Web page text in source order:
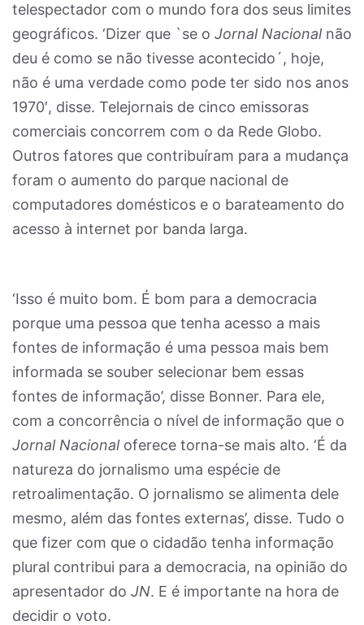
telespectador com o mundo fora dos seus limites
geográficos. ‘Dizer que `se o Jornal Nacional não
deu é como se não tivesse acontecido´, hoje,
não é uma verdade como pode ter sido nos anos
1970′, disse. Telejornais de cinco emissoras
comerciais concorrem com o da Rede Globo.
Outros fatores que contribuíram para a mudança
foram o aumento do parque nacional de
computadores domésticos e o barateamento do
acesso à internet por banda larga.
‘Isso é muito bom. É bom para a democracia
porque uma pessoa que tenha acesso a mais
fontes de informação é uma pessoa mais bem
informada se souber selecionar bem essas
fontes de informação’, disse Bonner. Para ele,
com a concorrência o nível de informação que o
Jornal Nacional oferece torna-se mais alto. ‘É da
natureza do jornalismo uma espécie de
retroalimentação. O jornalismo se alimenta dele
mesmo, além das fontes externas’, disse. Tudo o
que fizer com que o cidadão tenha informação
plural contribui para a democracia, na opinião do
apresentador do JN. E é importante na hora de
decidir o voto.